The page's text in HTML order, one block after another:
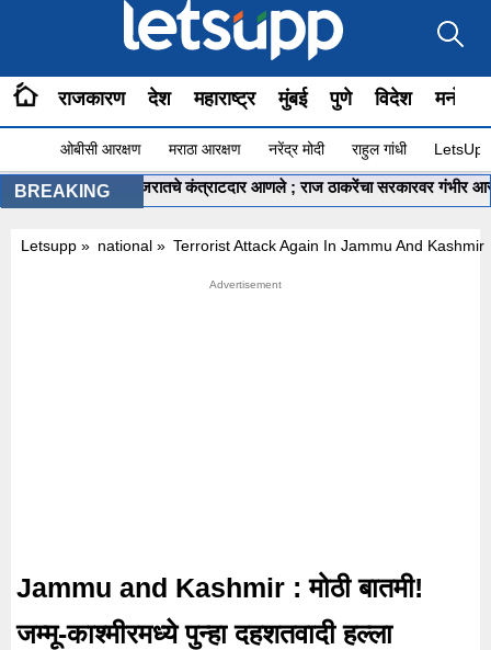
राजकारण देश महाराष्ट्र मुंबई पुणे विदेश
ओबीसी आरक्षण मराठा आरक्षण नरेंद्र मोदी राहुल गांधी
BREAKING
कुंभमेळ्यासाठी गुजरातचे कंत्राटदार आणले ; राज ठाकरेंचा सरकारवर गंभीर आरोप
Letsupp » national » Terrorist Attack Again In Jammu And
Jammu and Kashmir : मोठी बातमी!
जम्मू-काश्मीरमध्ये पुन्हा दहशतवादी हल्ला